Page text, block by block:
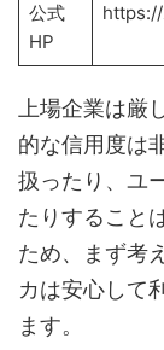
公式
HP
上場企業は厳
的な信用度は
扱ったり、ユ
たりすること
ため、まず考
カは安心して
ます。